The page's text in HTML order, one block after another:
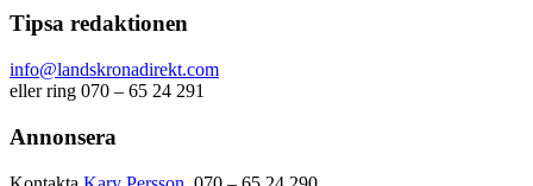
Tipsa redaktionen
info@landskronadirekt.com
eller ring 070 – 65 24 291
Annonsera